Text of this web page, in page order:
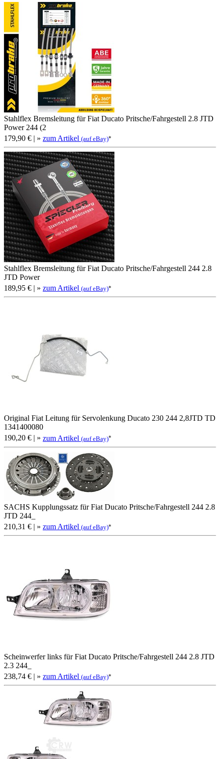
Stahlflex Bremsleitung für Fiat Ducato Pritsche/Fahrgestell 2.8 JTD
Power 244 (2
179,90 € | » zum Artikel (auf eBay)*
Stahlflex Bremsleitung für Fiat Ducato Pritsche/Fahrgestell 244 2.8
JTD Power
189,95 € | » zum Artikel (auf eBay)*
Original Fiat Leitung für Servolenkung Ducato 230 244 2,8JTD TD
1341400080
190,20 € | » zum Artikel (auf eBay)*
SACHS Kupplungssatz für Fiat Ducato Pritsche/Fahrgestell 244 2.8
JTD 244_
210,31 € | » zum Artikel (auf eBay)*
Scheinwerfer links für Fiat Ducato Pritsche/Fahrgestell 244 2.8 JTD
2.3 244_
238,74 € | » zum Artikel (auf eBay)*